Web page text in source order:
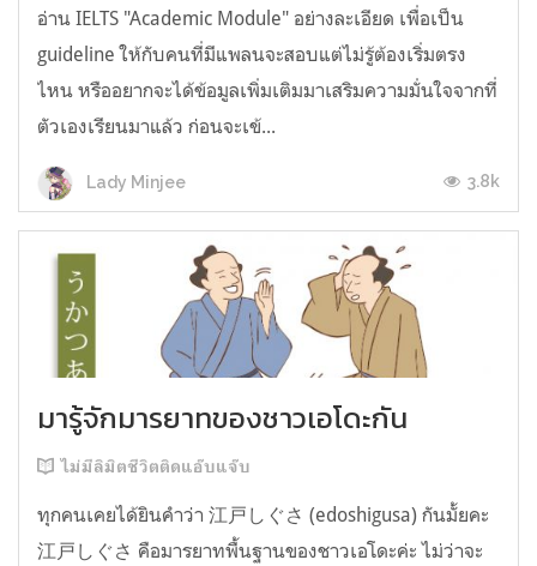
อ่าน IELTS "Academic Module" อย่างละเอียด เพื่อเป็น
guideline ให้กับคนที่มีแพลนจะสอบแต่ไม่รู้ต้องเริ่มตรง
ไหน หรืออยากจะได้ข้อมูลเพิ่มเติมมาเสริมความมั่นใจจากที่
ตัวเองเรียนมาแล้ว ก่อนจะเข้...
Lady Minjee 3.8k
มารู้จักมารยาทของชาวเอโดะกัน
ไม่มีลิมิตชีวิตติดแอ๊บแจ๊บ
ทุกคนเคยได้ยินคำว่า 江戸しぐさ (edoshigusa) กันมั้ยคะ
江戸しぐさ คือมารยาทพื้นฐานของชาวเอโดะค่ะ ไม่ว่าจะ